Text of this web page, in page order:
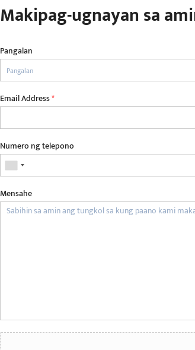
Makipag-ugnayan sa
Pangalan
Email Address*
Numero ng telepono
Mensahe